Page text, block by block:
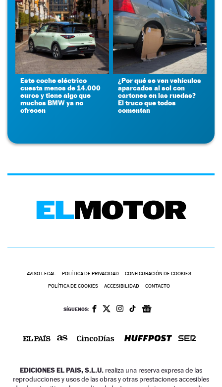
Este coche eléctrico
cuesta menos de 14.000
euros y tiene algo que
muchos BMW ya no
ofrecen
¿Por qué se ven vehículos
aparcados al sol con
cartones en las ruedas?
El truco que todos
comentan
AVISO LEGAL POLÍTICA DE PRIVACIDAD CONFIGURACIÓN DE COOKIES
POLÍTICA DE COOKIES ACCESIBILIDAD CONTACTO
SÍGUENOS:
EDICIONES EL PAIS, S.L.U. realiza una reserva expresa de las
reproducciones y usos de las obras y otras prestaciones accesibles